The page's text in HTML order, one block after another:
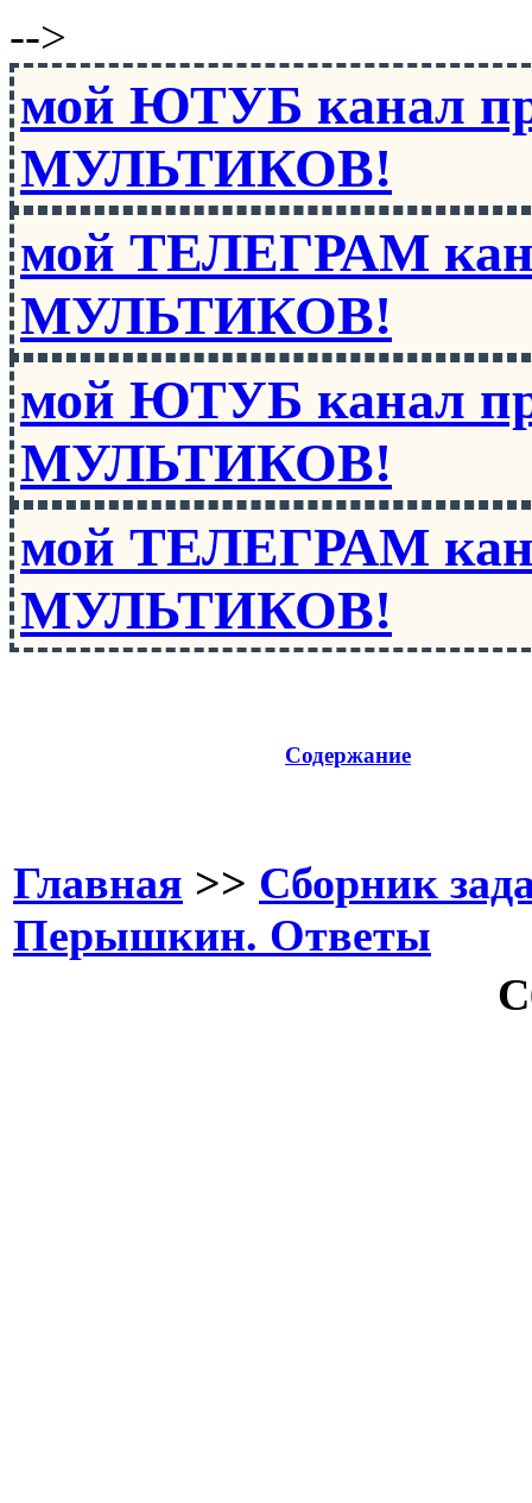
-->
мой ЮТУБ канал
МУЛЬТИКОВ!
мой ТЕЛЕГРАМ
МУЛЬТИКОВ!
мой ЮТУБ канал
МУЛЬТИКОВ!
мой ТЕЛЕГРАМ
МУЛЬТИКОВ!
Содержание
Главная >> Сборник
Перышкин. Ответы